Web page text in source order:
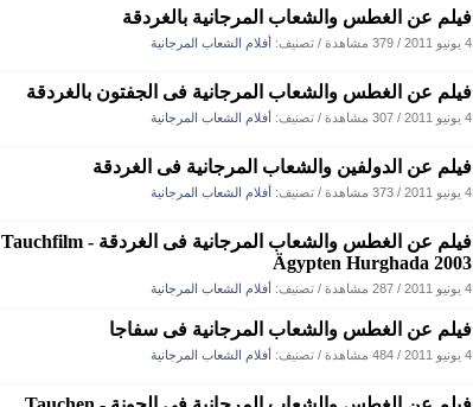
فيلم عن الغطس والشعاب المرجانية بالغردقة
4 يونيو 2011 / 379 مشاهدة / تصنيف: أفلام الشعاب المرجانية
فيلم عن الغطس والشعاب المرجانية فى الجفتون بالغردقة
4 يونيو 2011 / 307 مشاهدة / تصنيف: أفلام الشعاب المرجانية
فيلم عن الدولفين والشعاب المرجانية فى الغردقة
4 يونيو 2011 / 373 مشاهدة / تصنيف: أفلام الشعاب المرجانية
فيلم عن الغطس والشعاب المرجانية فى الغردقة - Tauchfilm
Ägypten Hurghada 2003
4 يونيو 2011 / 287 مشاهدة / تصنيف: أفلام الشعاب المرجانية
فيلم عن الغطس والشعاب المرجانية فى سفاجا
4 يونيو 2011 / 484 مشاهدة / تصنيف: أفلام الشعاب المرجانية